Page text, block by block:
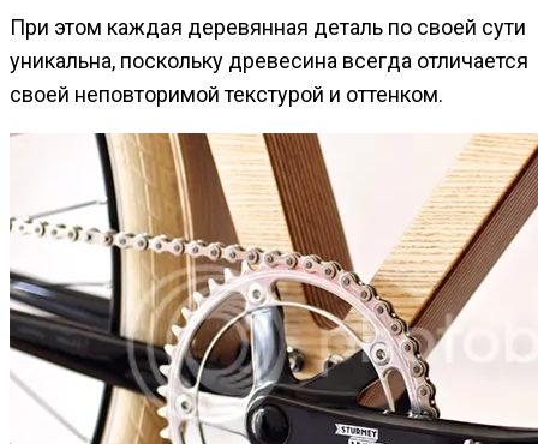
При этом каждая деревянная деталь по своей сути
уникальна, поскольку древесина всегда отличается
своей неповторимой текстурой и оттенком.